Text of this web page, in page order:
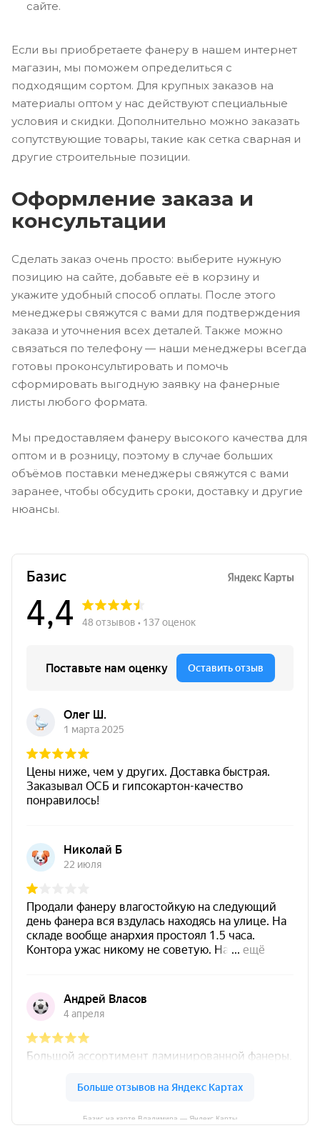
сайте.
Если вы приобретаете фанеру в нашем интернет
магазин, мы поможем определиться с
подходящим сортом. Для крупных заказов на
материалы оптом у нас действуют специальные
условия и скидки. Дополнительно можно заказать
сопутствующие товары, такие как сетка сварная и
другие строительные позиции.
Оформление заказа и
консультации
Сделать заказ очень просто: выберите нужную
позицию на сайте, добавьте её в корзину и
укажите удобный способ оплаты. После этого
менеджеры свяжутся с вами для подтверждения
заказа и уточнения всех деталей. Также можно
связаться по телефону — наши менеджеры всегда
готовы проконсультировать и помочь
сформировать выгодную заявку на фанерные
листы любого формата.
Мы предоставляем фанеру высокого качества для
оптом и в розницу, поэтому в случае больших
объёмов поставки менеджеры свяжутся с вами
заранее, чтобы обсудить сроки, доставку и другие
нюансы.
Базис на карте Владимира — Яндекс Карты